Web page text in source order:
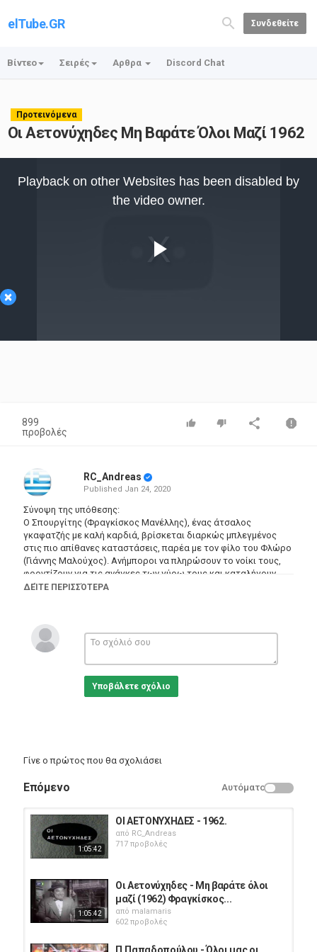
elTube.GR Συνδεθείτε
Βίντεο Σειρές Αρθρα Discord Chat
Προτεινόμενα
Οι Αετονύχηδες Μη Βαράτε Όλοι Μαζί 1962
×
Video
Playback on other Websites has been disabled by
the video owner.
899
προβολές
RC_Andreas
Published Jan 24, 2020
Σύνοψη της υπόθεσης:
Ο Σπουργίτης (Φραγκίσκος Μανέλλης), ένας άτσαλος
γκαφατζής με καλή καρδιά, βρίσκεται διαρκώς μπλεγμένος
στις πιο απίθανες καταστάσεις, παρέα με τον φίλο του Φλώρο
(Γιάννης Μαλούχος). Ανήμποροι να πληρώσουν το νοίκι τους,
φροντίζουν για τις ανάγκες των γύρω τους και καταλήγουν
πάντα να είναι κυνηγημένοι.
Greek Films
ΔΕΊΤΕ ΠΕΡΙΣΣΌΤΕΡΑ
Υποβάλετε σχόλιο
Γίνε ο πρώτος που θα σχολιάσει
Επόμενο Αυτόματο
1:05:42
ΟΙ ΑΕΤΟΝΥΧΗΔΕΣ - 1962.
από RC_Andreas
717 προβολές
1:05:42
Οι Αετονύχηδες - Μη βαράτε όλοι
μαζί (1962) Φραγκίσκος...
από malamaris
602 προβολές
Π.Παπαδοπούλου - Όλοι μας οι